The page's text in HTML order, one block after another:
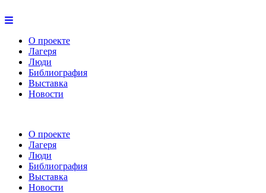
О проекте
Лагеря
Люди
Библиография
Выставка
Новости
О проекте
Лагеря
Люди
Библиография
Выставка
Новости